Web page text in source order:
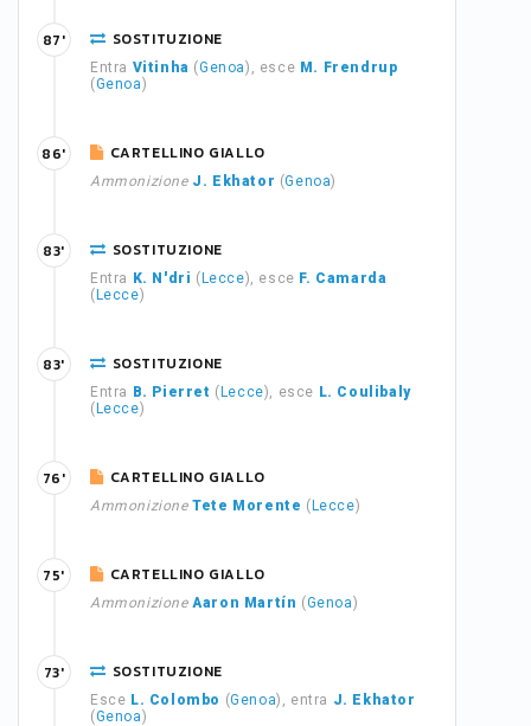
SOSTITUZIONE
Entra Vitinha (Genoa), esce M. Frendrup
(Genoa)
87'
CARTELLINO GIALLO
Ammonizione J. Ekhator (Genoa)
86'
SOSTITUZIONE
Entra K. N'dri ( Lecce), esce F. Camarda
( Lecce)
83'
SOSTITUZIONE
Entra B. Pierret ( Lecce), esce L. Coulibaly
( Lecce)
83'
CARTELLINO GIALLO
Ammonizione Tete Morente ( Lecce)
76'
CARTELLINO GIALLO
Ammonizione Aaron Martín (Genoa)
75'
SOSTITUZIONE
Esce L. Colombo (Genoa), entra J. Ekhator
(Genoa)
73'